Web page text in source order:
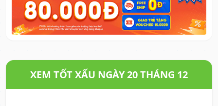
XEM TỐT XẤU NGÀY 20 THÁNG 12